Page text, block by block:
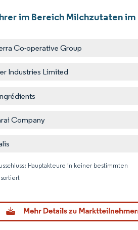
im Bereich Milchzutaten im
Co-operative Group
Industries Limited
Company
Hauptakteure in keiner bestimmten